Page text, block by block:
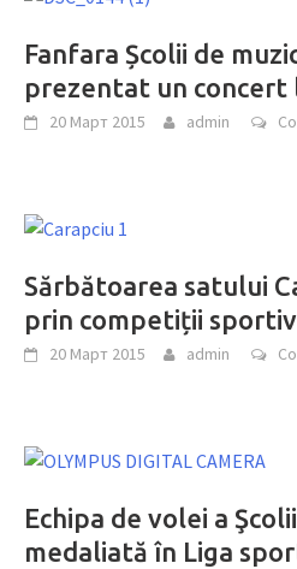
Fanfara Școlii de
prezentat un concert
20 Март 2015 admin
Sărbătoarea satului
prin competiții
20 Март 2015 admin
Echipa de volei a
medaliată în Liga